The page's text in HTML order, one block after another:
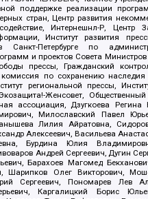
поддержке реализации
стран, Центр развития
Интернешнл-Р, Центр
Институт развития
Санкт-Петербурге по
и проектов Совета
прессы, Гражданский
комиссия по сохранению
региональной прессы,
Женсовет, Общественный
ассоциация, Дзугкоева Регина
Милославский Павел
Лилия Айратовна,
Алексеевич, Васильева
Бурдина Юлия
Андрей Сергеевич, Дугин
Барахоев Магомед
Шарипков Олег Викторович,
Сергеевич, Пономарев Лев
Каргалицкий Борис